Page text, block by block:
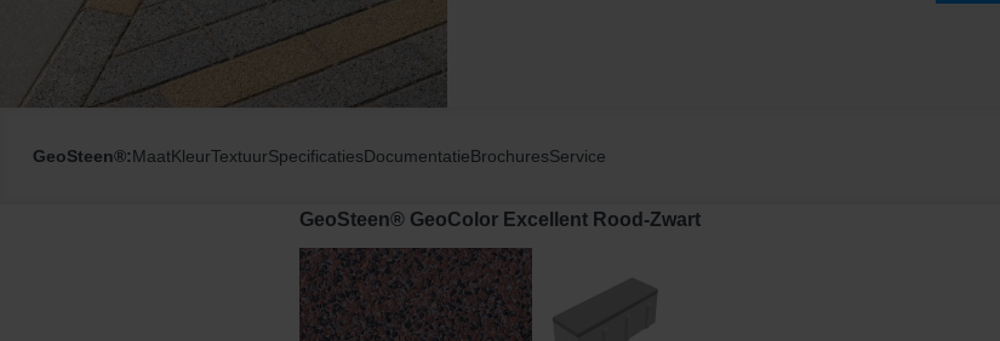
GeoSteen®:MaatKleurTextuurSpecificatiesDocumentatieBrochuresService
GeoSteen® GeoColor Excellent Rood-Zwart